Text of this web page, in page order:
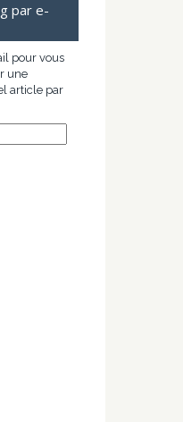
par e-
pour vous
une
article par